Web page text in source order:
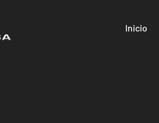
Inicio